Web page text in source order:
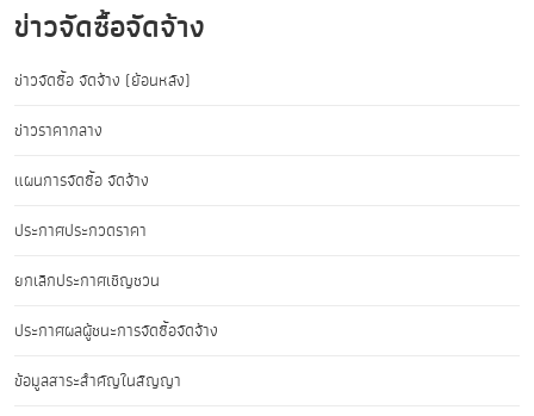
ข่าวจัดซื้อจัดจ้าง
ข่าวจัดซื้อ จัดจ้าง (ย้อนหลัง)
ข่าวราคากลาง
แผนการจัดซื้อ จัดจ้าง
ประกาศประกวดราคา
ยกเลิกประกาศเชิญชวน
ประกาศผลผู้ชนะการจัดซื้อจัดจ้าง
ข้อมูลสาระสำคัญในสัญญา